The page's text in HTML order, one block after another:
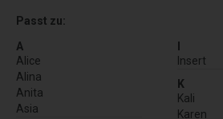
Passt zu:
A
Alice
Alina
Anita
Asia
Insert
K
Kali
Karen